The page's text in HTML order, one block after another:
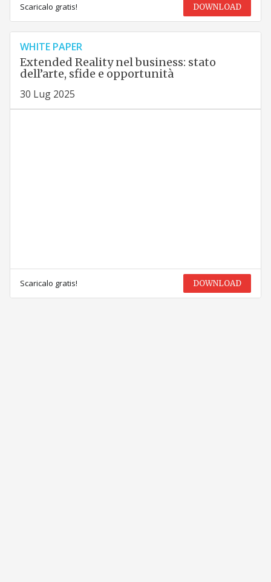
Scaricalo gratis! DOWNLOAD
WHITE PAPER
Extended Reality nel business: stato
dell’arte, sfide e opportunità
30 Lug 2025
Scaricalo gratis! DOWNLOAD